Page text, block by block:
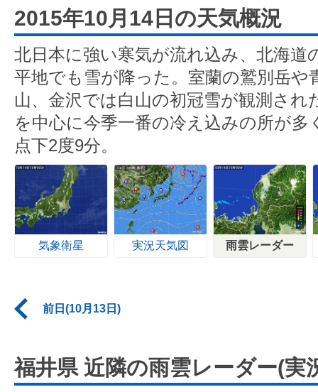
2015年10月14日の天気概況
北日本に強い寒気が流れ込み、北海道
平地でも雪が降った。室蘭の鷲別岳や
山、金沢では白山の初冠雪が観測され
を中心に今季一番の冷え込みの所が多
点下2度9分。
気象衛星 実況天気図 雨雲レーダー
前日(10月13日)
福井県 近隣の雨雲レーダー(実